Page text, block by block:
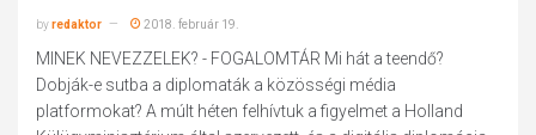
byredaktor 2018. február 19.
MINEK NEVEZZELEK? - FOGALOMTÁR Mi hát a teendő?
Dobják-e sutba a diplomaták a közösségi média
platformokat? A múlt héten felhívtuk a figyelmet a Holland